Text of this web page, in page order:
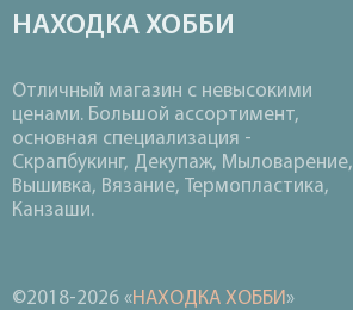
НАХОДКА ХОББИ
Отличный магазин с невысокими
ценами. Большой ассортимент,
основная специализация -
Скрапбукинг, Декупаж, Мыловарение,
Вышивка, Вязание, Термопластика,
Канзаши.
©2018-2026 «НАХОДКА ХОББИ»